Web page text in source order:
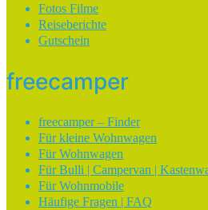
Fotos Filme
Reiseberichte
Gutschein
freecamper
freecamper – Finder
Für kleine Wohnwagen
Für Wohnwagen
Für Bulli | Campervan |
Für Wohnmobile
Häufige Fragen | FAQ